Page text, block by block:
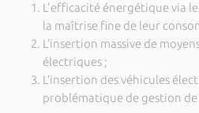
L'efficacité énergétique via
la maîtrise fine de leur
L’insertion massive de
électriques ;
L’insertion des véhicules
problématique de gestion de